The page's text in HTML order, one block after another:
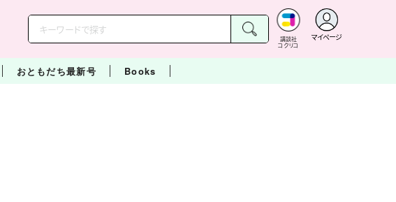
講談社
コクリコ
マイページ
おともだち最新号 Books